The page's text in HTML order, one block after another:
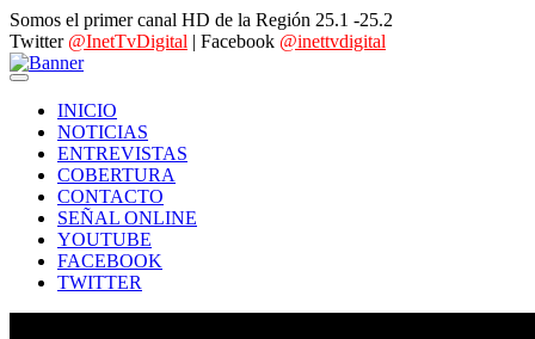
Somos el primer canal HD de la Región 25.1 -25.2
Twitter @InetTvDigital | Facebook @inettvdigital
INICIO
NOTICIAS
ENTREVISTAS
COBERTURA
CONTACTO
SEÑAL ONLINE
YOUTUBE
FACEBOOK
TWITTER